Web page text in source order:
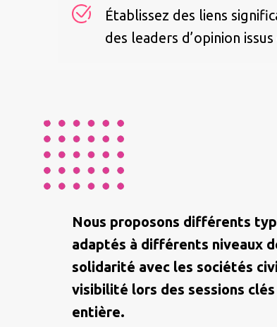
Établissez des liens
des leaders d’opinion
Nous proposons différents
adaptés à différents niveaux
solidarité avec les sociétés
visibilité lors des sessions
entière.